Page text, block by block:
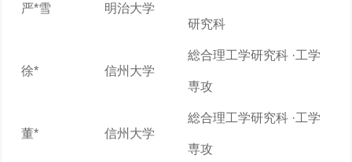
严*雪 明治大学
研究科
徐* 信州大学
総合理工学研究科 ·工学
専攻
董* 信州大学
総合理工学研究科 ·工学
専攻